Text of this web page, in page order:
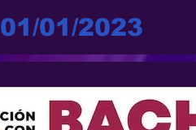
01/01/2023